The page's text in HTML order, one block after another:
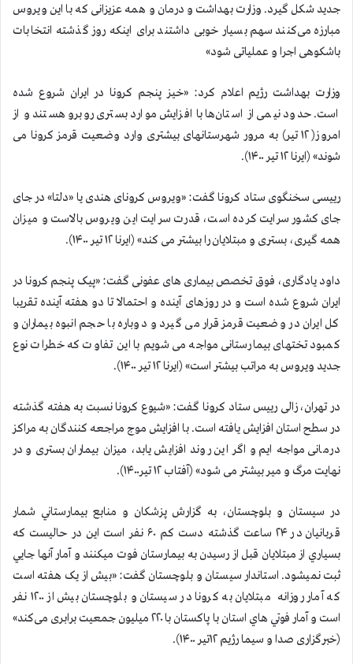
جدید شکل گیرد. وزارت بهداشت و درمان و همه عزیزانی که با این ویروس
مبارزه می‌کنند سهم بسیار خوبی داشتند برای اینکه روز گذشته انتخابات
باشکوهی اجرا و عملیاتی شود»
وزارت بهداشت رژیم اعلام کرد: «خیز پنجم کرونا در ایران شروع شده
است. حدود نیمی از استان‌ها با افزایش موارد بستری روبرو هستند و از
امروز( ۱۲ تیر) به مرور شهرستانهای بیشتری وارد وضعیت قرمز کرونا می
شوند» (ایرنا ۱۲ تیر ۱۴۰۰).
رییسی سخنگوی ستاد کرونا گفت: «ویروس کرونای هندی یا «دلتا» در جای
جای کشور سرایت کرده است، قدرت سرایت این ویروس بالاست و میزان
همه گیری، بستری و مبتلایان را بیشتر می کند» (ایرنا ۱۲ تیر ۱۴۰۰).
داود یادگاری، فوق تخصص بیماری های عفونی گفت: «پیک پنجم کرونا در
ایران شروع شده است و در روزهای آینده و احتمالا تا دو هفته آینده تقریبا
کل ایران در وضعیت قرمز قرار می گیرد و دوباره با حجم انبوه بیماران و
کمبود تختهای بیمارستانی مواجه می شویم با این تفاوت که خطرات نوع
جدید ویروس به مراتب بیشتر است» (ایرنا ۱۲ تیر ۱۴۰۰).
در تهران، زالی رییس ستاد کرونا گفت: «شیوع کرونا نسبت به هفته گذشته
در سطح استان افزایش یافته است. با افزایش موج مراجعه کنندگان به مراکز
درمانی مواجه ایم و اگر این روند افزایش یابد، میزان بیماران بستری و در
نهایت مرگ و میر بیشتر می شود» (آفتاب ۱۲ تیر۱۴۰۰).
در سیستان و بلوچستان، به گزارش پزشكان و منابع بيمارستاني شمار
قربانيان در ۲۴ ساعت گذشته دست كم ۶۰ نفر است اين در حاليست كه
بسياري از مبتلايان قبل از رسيدن به بيمارستان فوت ميكنند و آمار آنها جايي
ثبت نميشود. استاندار سیستان و بلوچستان گفت: «بیش از یک هفته است
که آمار روزانه‌ مبتلایان به کرونا در سیستان و بلوچستان بیش از ۱۲۰۰ نفر
است و آمار فوتي هاي استان با پاکستان با ۲۲۰ میلیون جمعیت برابری می‌کند»
(خبرگزاری صدا و سیما رژیم ۱۲تیر ۱۴۰۰).